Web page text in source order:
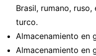
Brasil, rumano,
turco.
Almacenamiento en
Almacenamiento en